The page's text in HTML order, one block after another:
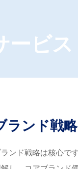
ービス
ランド戦略
ランド戦略は核心で